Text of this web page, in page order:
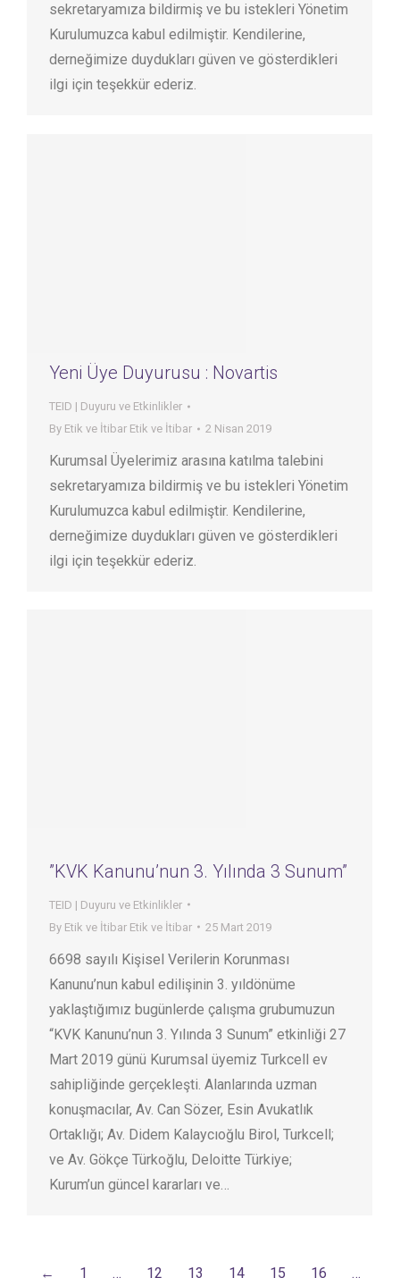
sekretaryamıza bildirmiş ve bu istekleri Yönetim
Kurulumuzca kabul edilmiştir. Kendilerine,
derneğimize duydukları güven ve gösterdikleri
ilgi için teşekkür ederiz.
Yeni Üye Duyurusu : Novartis
TEID | Duyuru ve Etkinlikler
By Etik ve İtibar Etik ve İtibar 2 Nisan 2019
Kurumsal Üyelerimiz arasına katılma talebini
sekretaryamıza bildirmiş ve bu istekleri Yönetim
Kurulumuzca kabul edilmiştir. Kendilerine,
derneğimize duydukları güven ve gösterdikleri
ilgi için teşekkür ederiz.
”KVK Kanunu’nun 3. Yılında 3 Sunum”
TEID | Duyuru ve Etkinlikler
By Etik ve İtibar Etik ve İtibar 25 Mart 2019
6698 sayılı Kişisel Verilerin Korunması
Kanunu’nun kabul edilişinin 3. yıldönüme
yaklaştığımız bugünlerde çalışma grubumuzun
“KVK Kanunu’nun 3. Yılında 3 Sunum” etkinliği 27
Mart 2019 günü Kurumsal üyemiz Turkcell ev
sahipliğinde gerçekleşti. Alanlarında uzman
konuşmacılar, Av. Can Sözer, Esin Avukatlık
Ortaklığı; Av. Didem Kalaycıoğlu Birol, Turkcell;
ve Av. Gökçe Türkoğlu, Deloitte Türkiye;
Kurum’un güncel kararları ve…
← 1 … 12 13 14 15 16 …